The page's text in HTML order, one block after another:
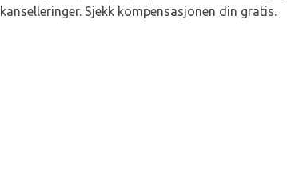
kanselleringer. Sjekk kompensasjonen din gratis.